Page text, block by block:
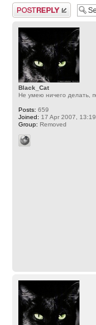
Post a reply
Black_Cat
Не умею ничего делать,
Posts: 659
Joined: 17 Apr 2007, 13:19
Group: Removed